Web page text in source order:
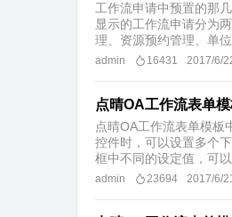
工作流申请中预置的那
显示的工作流申请分为
理、资源预约管理、单
admin 16431 2017/6/
点晴OA工作流表单
点晴OA工作流表单模板
控件时，可以设置多个
框中不同的设定值，可
admin 23694 2017/6/